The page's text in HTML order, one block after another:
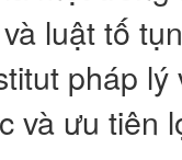
luật tố
pháp
và ưu tiên